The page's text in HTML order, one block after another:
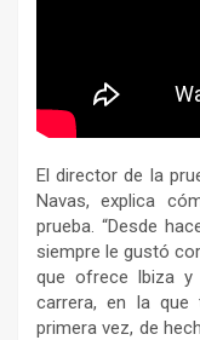
El director de la
Navas, explica
prueba. “Desde
siempre le gustó
que ofrece Ibiza
carrera, en la
primera vez, de